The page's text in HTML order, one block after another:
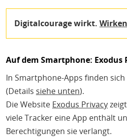
Digitalcourage wirkt.
Auf dem Smartphone: Exodus
In Smartphone-Apps finden
(Details siehe unten).
Die Website Exodus Privacy
viele Tracker eine App enthält
Berechtigungen sie verlangt.